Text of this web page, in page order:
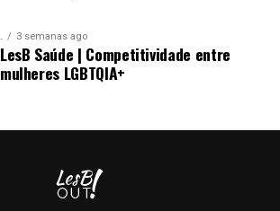
3 semanas ago
LesB Saúde | Competitividade entre
mulheres LGBTQIA+